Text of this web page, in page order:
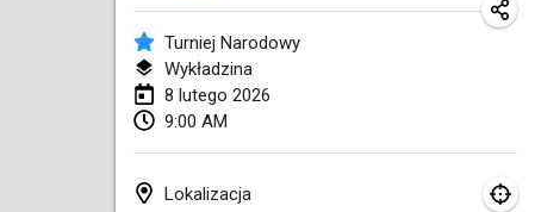
Turniej Narodowy
Wykładzina
8 lutego 2026
9:00 AM
Lokalizacja
31 sty 2026|Francja
luty 2026
1 lut 2026